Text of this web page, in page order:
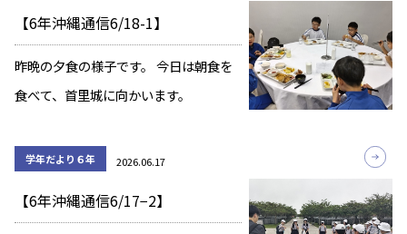
【6年沖縄通信6/18-1】
昨晩の夕食の様子です。 今日は朝食を
食べて、首里城に向かいます。
学年だより６年 2026.06.17
【6年沖縄通信6/17−2】